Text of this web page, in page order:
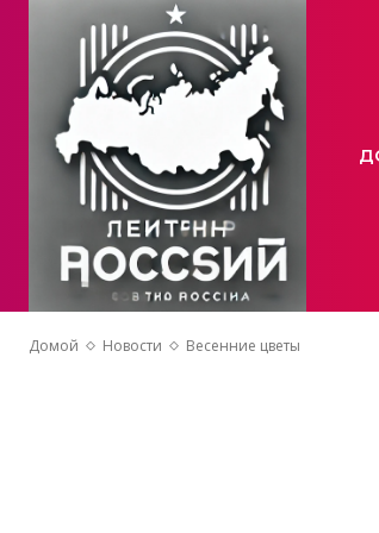
Домой Новости Весенние цветы